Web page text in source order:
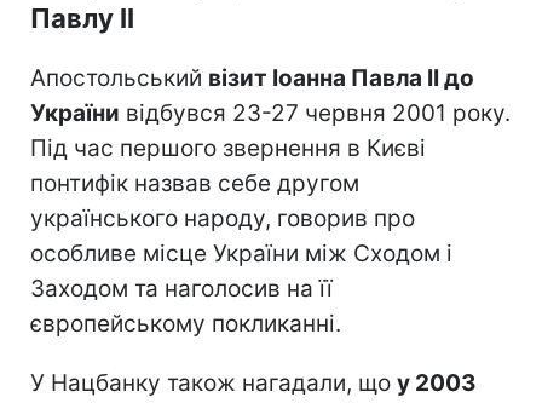
Павлу II
Апостольський візит Іоанна Павла II до
України відбувся 23-27 червня 2001 року.
Під час першого звернення в Києві
понтифік назвав себе другом
українського народу, говорив про
особливе місце України між Сходом і
Заходом та наголосив на її
європейському покликанні.
У Нацбанку також нагадали, що у 2003